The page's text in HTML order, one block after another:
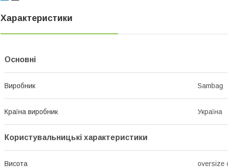
Характеристики
Основні
Виробник Sambag
Країна виробник Україна
Користувальницькі характеристики
Висота oversize